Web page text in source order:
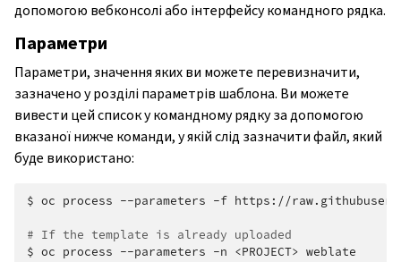
допомогою вебконсолі або інтерфейсу командного рядка.
Параметри
Параметри, значення яких ви можете перевизначити,
зазначено у розділі параметрів шаблона. Ви можете
вивести цей список у командному рядку за допомогою
вказаної нижче команди, у якій слід зазначити файл, який
буде використано:
$ oc process --parameters -f https://
# If the template is already uploaded
$ oc process --parameters -n <PROJECT>